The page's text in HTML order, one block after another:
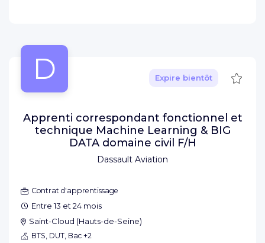
D
Dassault Aviation
Expire bientôt
Apprenti correspondant fonctionnel et
technique Machine Learning & BIG
DATA domaine civil F/H
Contrat d'apprentissage
Entre 13 et 24 mois
Saint-Cloud (Hauts-de-Seine)
BTS, DUT, Bac +2